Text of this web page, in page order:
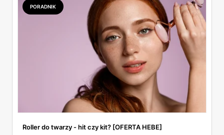
PORADNIK
Roller do twarzy - hit czy kit? [OFERTA HEBE]